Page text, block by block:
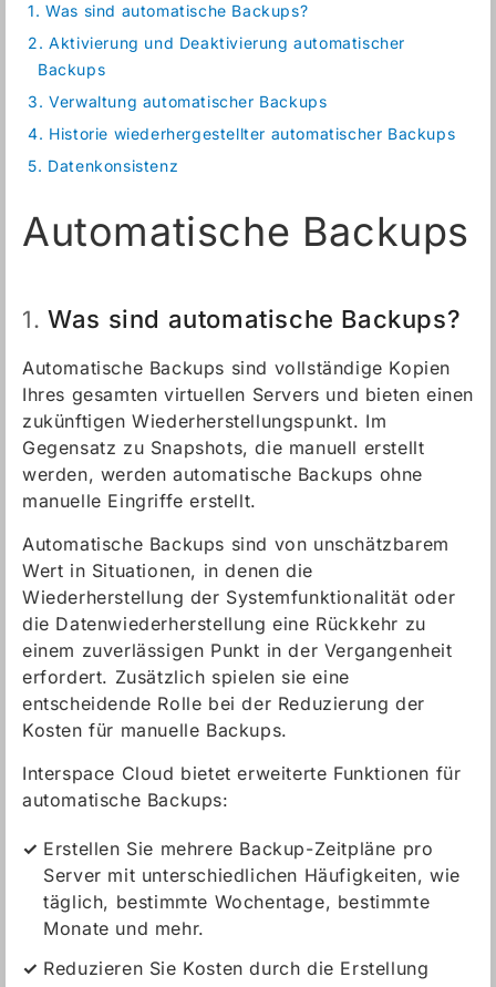
1. Was sind automatische Backups?
2. Aktivierung und Deaktivierung automatischer
Backups
3. Verwaltung automatischer Backups
4. Historie wiederhergestellter automatischer Backups
5. Datenkonsistenz
Automatische Backups
1. Was sind automatische Backups?
Automatische Backups sind vollständige Kopien
Ihres gesamten virtuellen Servers und bieten einen
zukünftigen Wiederherstellungspunkt. Im
Gegensatz zu Snapshots, die manuell erstellt
werden, werden automatische Backups ohne
manuelle Eingriffe erstellt.
Automatische Backups sind von unschätzbarem
Wert in Situationen, in denen die
Wiederherstellung der Systemfunktionalität oder
die Datenwiederherstellung eine Rückkehr zu
einem zuverlässigen Punkt in der Vergangenheit
erfordert. Zusätzlich spielen sie eine
entscheidende Rolle bei der Reduzierung der
Kosten für manuelle Backups.
Interspace Cloud bietet erweiterte Funktionen für
automatische Backups:
Erstellen Sie mehrere Backup-Zeitpläne pro
Server mit unterschiedlichen Häufigkeiten, wie
täglich, bestimmte Wochentage, bestimmte
Monate und mehr.
Reduzieren Sie Kosten durch die Erstellung